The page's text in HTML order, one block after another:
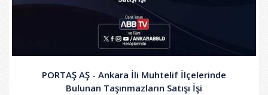
PORTAŞ AŞ - Ankara İli Muhtelif İlçelerinde
Bulunan Taşınmazların Satışı İşi